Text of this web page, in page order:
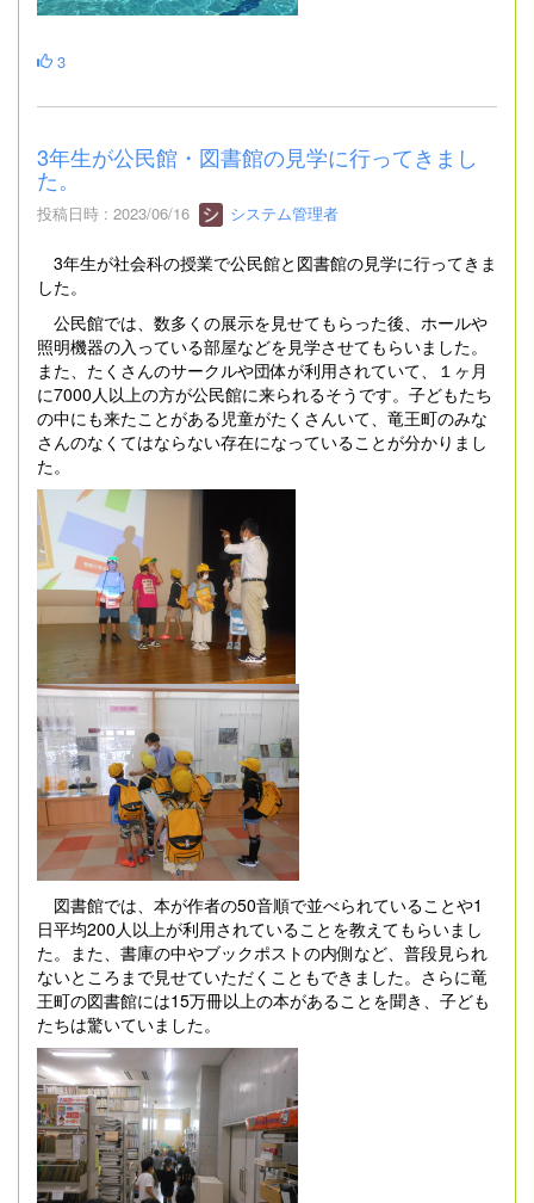
3
3年生が公民館・図書館の見学に行ってきまし
た。
投稿日時 : 2023/06/16 システム管理者
3年生が社会科の授業で公民館と図書館の見学に行ってきま
した。
公民館では、数多くの展示を見せてもらった後、ホールや
照明機器の入っている部屋などを見学させてもらいました。
また、たくさんのサークルや団体が利用されていて、１ヶ月
に7000人以上の方が公民館に来られるそうです。子どもたち
の中にも来たことがある児童がたくさんいて、竜王町のみな
さんのなくてはならない存在になっていることが分かりまし
た。
図書館では、本が作者の50音順で並べられていることや1
日平均200人以上が利用されていることを教えてもらいまし
た。また、書庫の中やブックポストの内側など、普段見られ
ないところまで見せていただくこともできました。さらに竜
王町の図書館には15万冊以上の本があることを聞き、子ども
たちは驚いていました。